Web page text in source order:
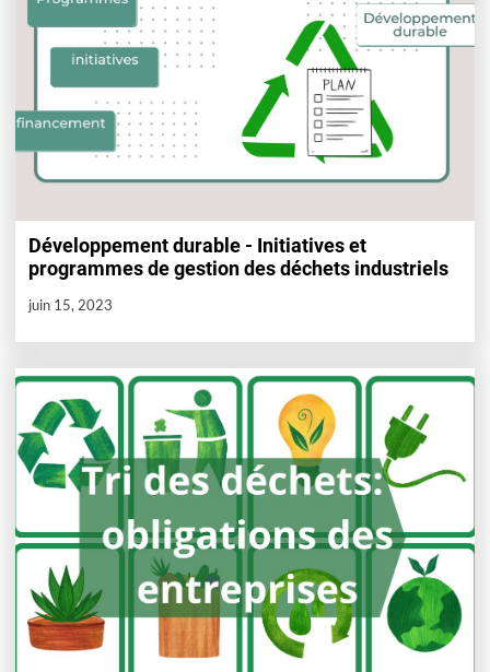
Développement durable - Initiatives et
programmes de gestion des déchets industriels
juin 15, 2023